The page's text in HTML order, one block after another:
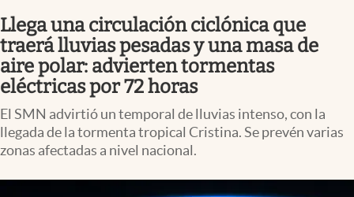
Pc y celular
Vida y estilo
Clima
Llega una circulación ciclónica que
traerá lluvias pesadas y una masa de
aire polar: advierten tormentas
eléctricas por 72 horas
El SMN advirtió un temporal de lluvias intenso, con la
llegada de la tormenta tropical Cristina. Se prevén varias
zonas afectadas a nivel nacional.